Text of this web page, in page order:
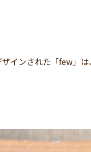
インされた「few」